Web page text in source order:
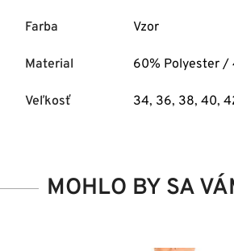
Farba Vzor
Material 60% Polyester /
Veľkosť 34, 36, 38, 40,
MOHLO BY SA